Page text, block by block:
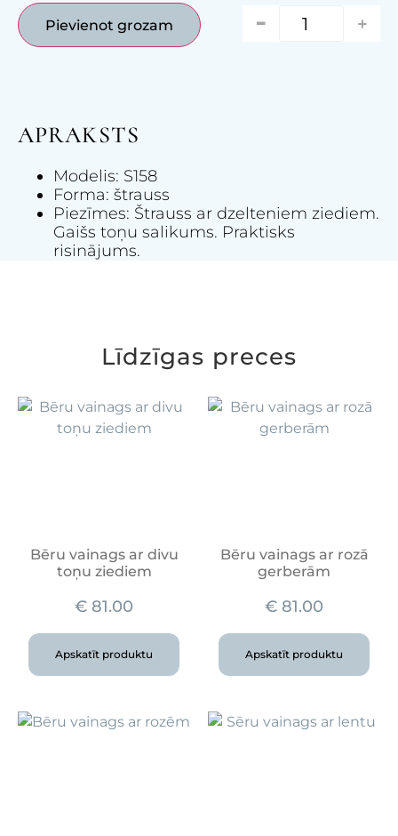
- +
Pievienot grozam
APRAKSTS
Modelis: S158
Forma: štrauss
Piezīmes: Štrauss ar dzelteniem ziediem.
Gaišs toņu salikums. Praktisks
risinājums.
Līdzīgas preces
Bēru vainags ar divu
toņu ziediem
€ 81.00
Apskatīt produktu
Bēru vainags ar rozā
gerberām
€ 81.00
Apskatīt produktu